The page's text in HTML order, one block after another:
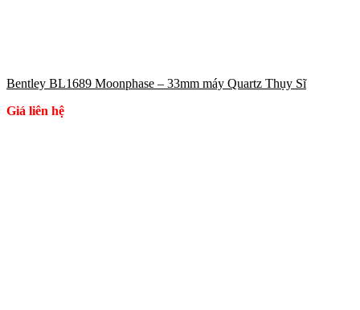
Bentley BL1689 Moonphase – 33mm máy Quartz Thụy Sĩ
Giá liên hệ